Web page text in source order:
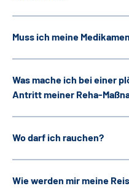
Muss ich meine
Was mache ich bei einer
Antritt meiner Reha-
Wo darf ich rauchen?
Wie werden mir meine